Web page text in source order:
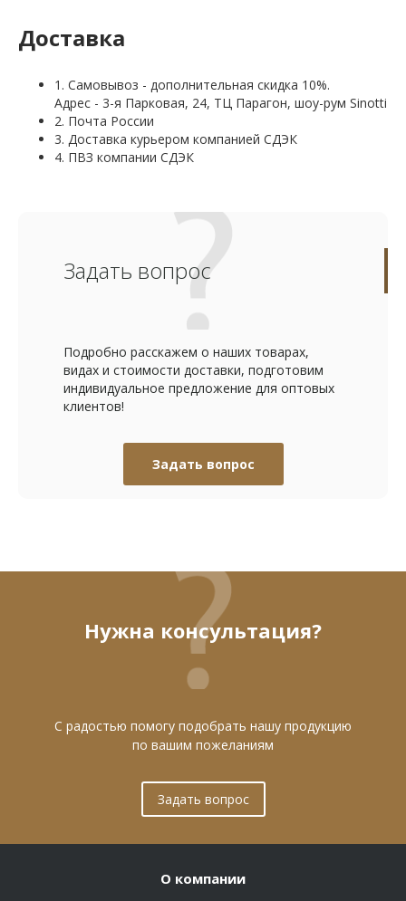
Доставка
1. Самовывоз - дополнительная скидка 10%.
Адрес - 3-я Парковая, 24, ТЦ Парагон, шоу-рум Sinotti
2. Почта России
3. Доставка курьером компанией СДЭК
4. ПВЗ компании СДЭК
Задать вопрос
Подробно расскажем о наших товарах,
видах и стоимости доставки, подготовим
индивидуальное предложение для оптовых
клиентов!
Задать вопрос
Нужна консультация?
С радостью помогу подобрать нашу продукцию
по вашим пожеланиям
Задать вопрос
О компании